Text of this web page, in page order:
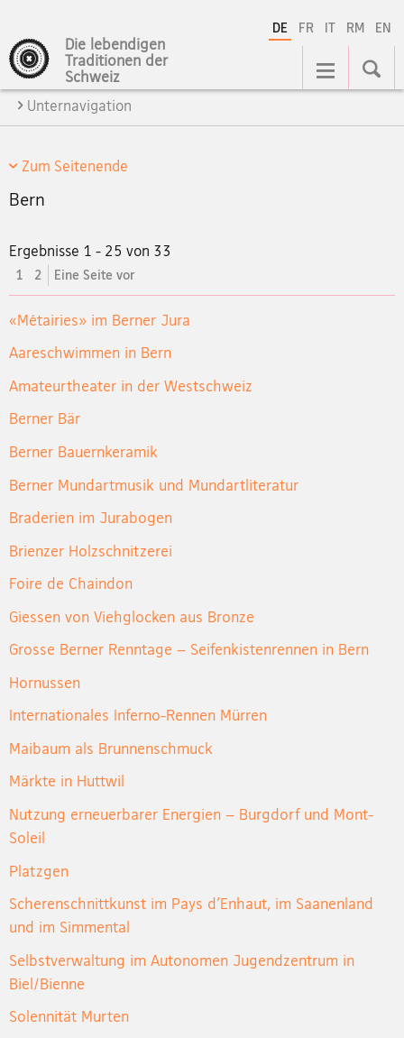
DE FR IT RM EN
Die lebendigen
Traditionen der
Schweiz
Hauptnavigation
Unternavigation
Zum Seitenende
Bern
Ergebnisse 1 - 25 von 33
1 aktuelles
Element
2 Eine Seite vor
«Métairies» im Berner Jura
Aareschwimmen in Bern
Amateurtheater in der Westschweiz
Berner Bär
Berner Bauernkeramik
Berner Mundartmusik und Mundartliteratur
Braderien im Jurabogen
Brienzer Holzschnitzerei
Foire de Chaindon
Giessen von Viehglocken aus Bronze
Grosse Berner Renntage – Seifenkistenrennen in Bern
Hornussen
Internationales Inferno-Rennen Mürren
Maibaum als Brunnenschmuck
Märkte in Huttwil
Nutzung erneuerbarer Energien – Burgdorf und Mont-
Soleil
Platzgen
Scherenschnittkunst im Pays d’Enhaut, im Saanenland
und im Simmental
Selbstverwaltung im Autonomen Jugendzentrum in
Biel/Bienne
Solennität Murten